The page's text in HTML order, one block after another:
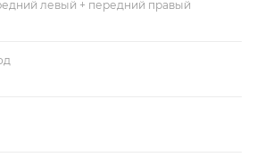
левый + передний правый